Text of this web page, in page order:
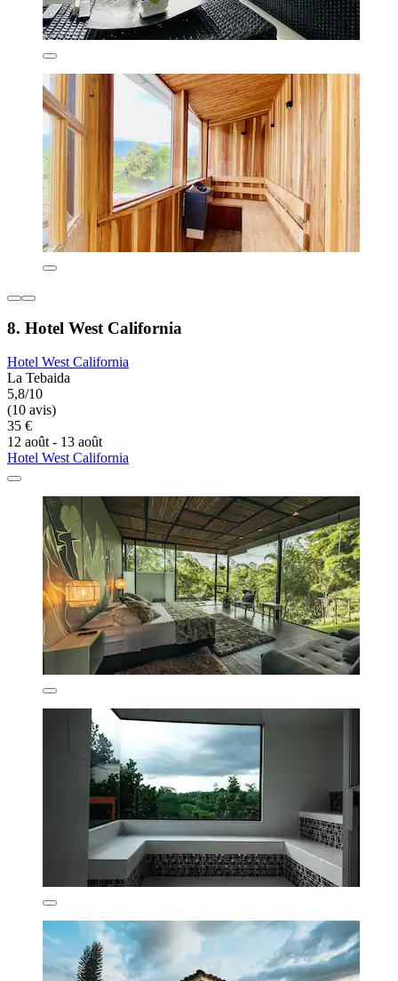
8. Hotel West California
Hotel West California
La Tebaida
5,8/10
(10 avis)
35 €
12 août - 13 août
Hotel West California